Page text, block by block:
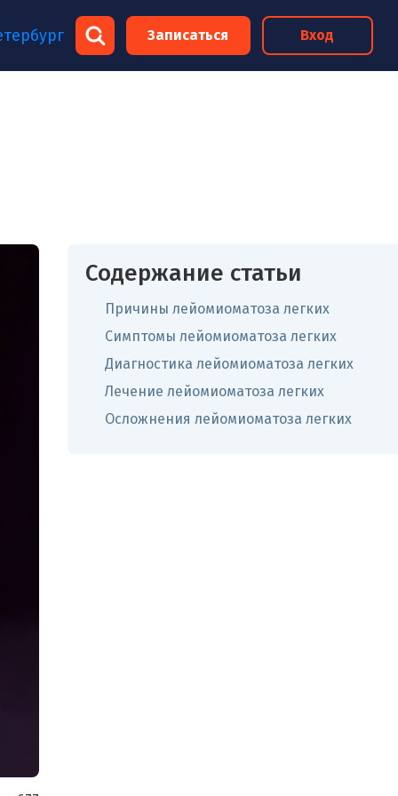
Записаться Вход
Содержание статьи
Причины лейомиоматоза легких
Симптомы лейомиоматоза легких
Диагностика лейомиоматоза легких
Лечение лейомиоматоза легких
Осложнения лейомиоматоза легких
×